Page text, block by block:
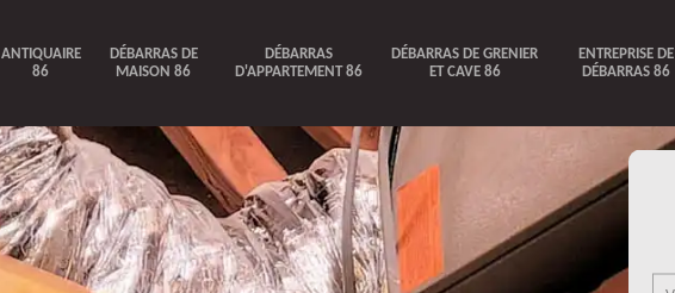
ANTIQUAIRE
86
DÉBARRAS DE
MAISON 86
DÉBARRAS
D'APPARTEMENT 86
DÉBARRAS DE GRENIER
ET CAVE 86
ENTREPRISE DE
DÉBARRAS 86